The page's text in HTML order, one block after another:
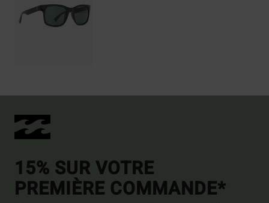
15% SUR VOTRE
PREMIÈRE COMMANDE*